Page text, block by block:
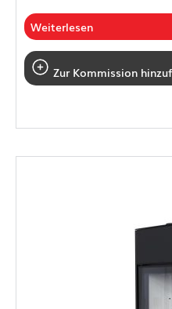
Weiterlesen
Zur Kommission